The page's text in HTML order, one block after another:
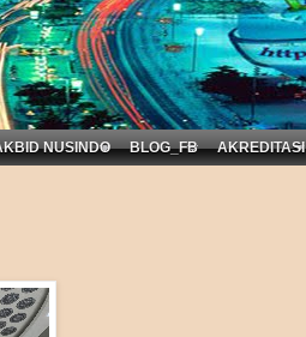
NUSINDO BLOG_FB AKREDITASI